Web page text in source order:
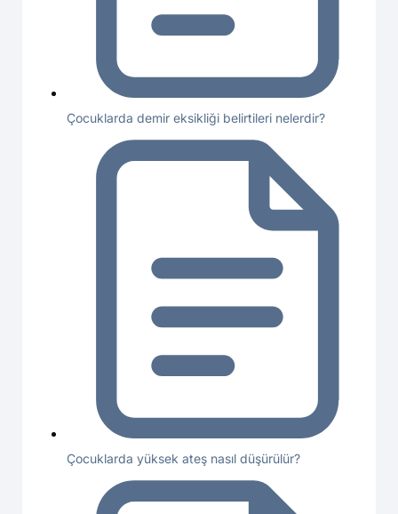
Çocuklarda demir eksikliği belirtileri nelerdir?
Çocuklarda yüksek ateş nasıl düşürülür?